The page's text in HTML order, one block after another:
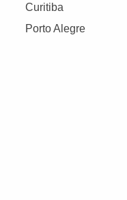
Curitiba
Porto Alegre